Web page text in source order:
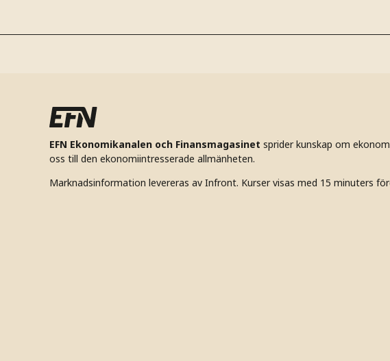
EFN Ekonomikanalen och Finansmagasinet sprider kunskap om
oss till den ekonomiintresserade allmänheten.
Marknadsinformation levereras av Infront. Kurser visas med 15 minuters